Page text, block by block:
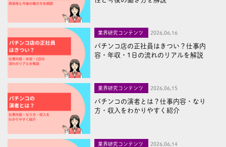
業界研究コンテンツ 2026,06,16
パチンコ店の正社員はきつい？仕事内
容・年収・1日の流れのリアルを解説
業界研究コンテンツ 2026,06,15
パチンコの演者とは？仕事内容・なり
方・収入をわかりやすく紹介
業界研究コンテンツ 2026,06,14